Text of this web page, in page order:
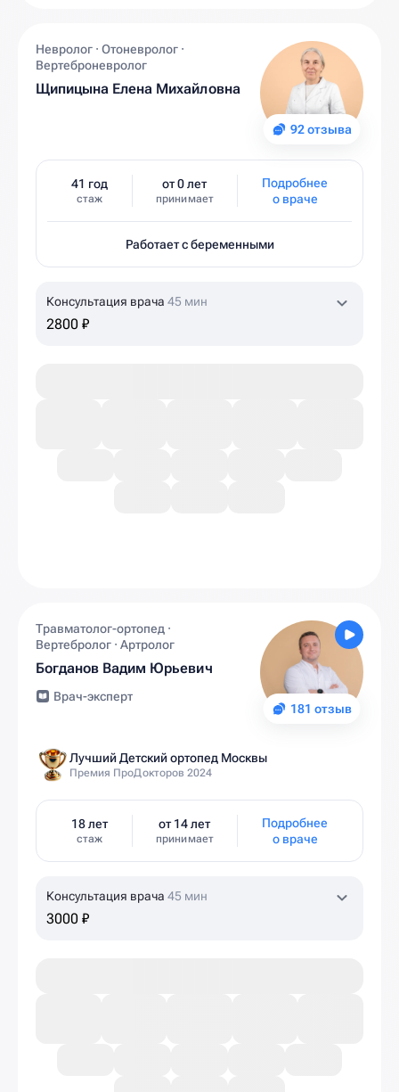
92 отзыва
Невролог · Отоневролог ·
Вертеброневролог
Щипицына Елена Михайловна
41 год
стаж
от 0 лет
принимает
Подробнее
о враче
Работает с беременными
Консультация врача 45 мин
2800 ₽
181 отзыв
Травматолог-ортопед ·
Вертебролог · Артролог
Богданов Вадим Юрьевич
Врач-эксперт
Лучший Детский ортопед Москвы
Премия ПроДокторов 2024
18 лет
стаж
от 14 лет
принимает
Подробнее
о враче
Консультация врача 45 мин
3000 ₽